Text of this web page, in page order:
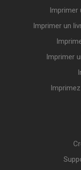
Imprimer
Imprimer un
Imprimer